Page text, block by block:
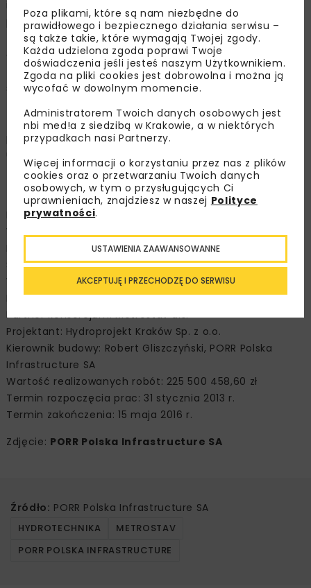
położony w bezpośrednim sąsiedztwie budowli
zrzutowej, grupował w jednym miejscu – dzięki
automatycznym przekazom, monitoringowi i wizualizacji
– wszelkie niezbędne informacje dotyczące aktualnego
stanu wód na wszystkich obiektach i urządzeniach
zarządzanie nimi. W budynku znalazły się również
pomieszczenia biurowe, techniczne i pomocnicze,
zarządzanymi obiektami.
Modernizacja zbiornika Nysa
Inwestor: jednostka realizująca projekt z ramienia RZGW
Wrocław
Inżynier projektu: Inko Consulting Sp. z o.o. i MP-Mosty
Sp. z o.o.
Wykonawca, lider konsorcjum: PORR Polska
Infrastructure SA
Partner konsorcjum: Metrostav a.s.
Projektant: Hydroprojekt Kraków Sp. z o.o.
Kierownik budowy: Robert Gliszczyński, PORR Polska
Infrastructure SA
Wartość realizowanych robót: 225 500 458,60 zł
Termin rozpoczęcia prac: 31 stycznia 2013 r.
Termin zakończenia: 15 maja 2016 r.
Zdjęcie: PORR Polska Infrastructure SA
Źródło: PORR Polska Infrastructure SA
HYDROTECHNIKA
METROSTAV
PORR POLSKA INFRASTRUCTURE
Poza plikami, które są nam niezbędne do
prawidłowego i bezpiecznego działania serwisu –
są także takie, które wymagają Twojej zgody.
Każda udzielona zgoda poprawi Twoje
doświadczenia jeśli jesteś naszym Użytkownikiem.
Zgoda na pliki cookies jest dobrowolna i można ją
wycofać w dowolnym momencie.
Administratorem Twoich danych osobowych jest
nbi med!a z siedzibą w Krakowie, a w niektórych
przypadkach nasi Partnerzy.
Więcej informacji o korzystaniu przez nas z plików
cookies oraz o przetwarzaniu Twoich danych
osobowych, w tym o przysługujących Ci
uprawnieniach, znajdziesz w naszej Polityce
prywatności.
AKCEPTUJĘ I PRZECHODZĘ DO SERWISU
USTAWIENIA ZAAWANSOWANNE